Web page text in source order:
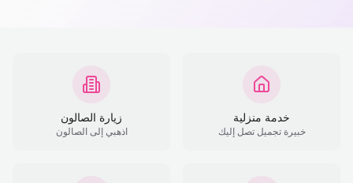
خدمة منزلية
خبيرة تجميل تصل إليك
زيارة الصالون
اذهبي إلى الصالون